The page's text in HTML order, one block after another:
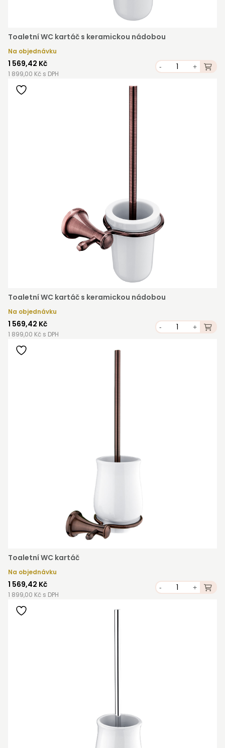
Toaletní WC kartáč s keramickou nádobou
Na objednávku
1 569,42 Kč
1 899,00 Kč s DPH
- +
Toaletní WC kartáč s keramickou nádobou
Na objednávku
1 569,42 Kč
1 899,00 Kč s DPH
- +
Toaletní WC kartáč
Na objednávku
1 569,42 Kč
1 899,00 Kč s DPH
- +
STAŇTE SE KLIENTEM